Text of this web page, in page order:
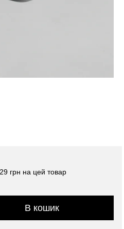
грн на цей товар
В кошик